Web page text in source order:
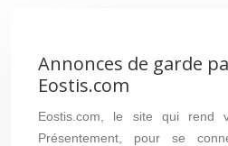
Annonces de garde
Eostis.com
Eostis.com, le site qui rend
Présentement, pour se